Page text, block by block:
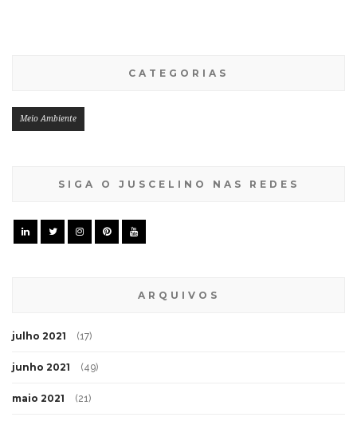
CATEGORIAS
Meio Ambiente
SIGA O JUSCELINO NAS REDES
ARQUIVOS
julho 2021 (17)
junho 2021 (49)
maio 2021 (21)